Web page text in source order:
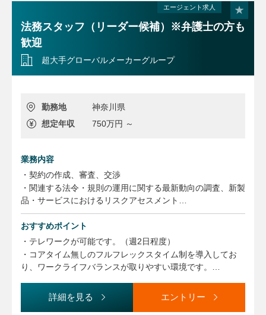
エージェント求人
法務スタッフ（リーダー候補）※弁護士の方も
歓迎
超大手グローバルメーカーグループ
勤務地
神奈川県
想定年収
750万円 ～
業務内容
・契約の作成、審査、交渉
・関連する法令・規則の運用に関する最新動向の調査、新製
品・サービスにおけるリスクアセスメント
・M&A取引・手続のサポート
おすすめポイント
・テレワークが可能です。（週2日程度）
・コアタイム無しのフルフレックスタイム制を導入してお
り、ワークライフバランスが取りやすい環境です。
ただけます。詳細を見る エントリー